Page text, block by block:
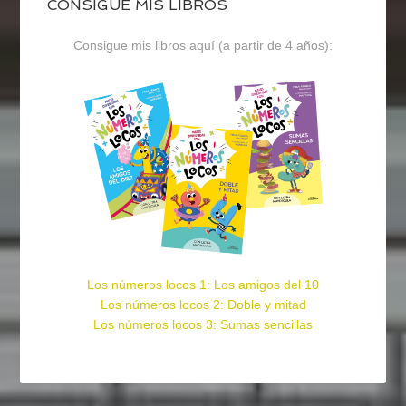
CONSIGUE MIS LIBROS
Consigue mis libros aquí (a partir de 4 años):
Los números locos 1: Los amigos del 10
Los números locos 2: Doble y mitad
Los números locos 3: Sumas sencillas